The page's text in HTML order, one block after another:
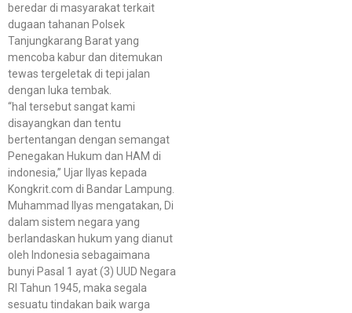
beredar di masyarakat terkait
dugaan tahanan Polsek
Tanjungkarang Barat yang
mencoba kabur dan ditemukan
tewas tergeletak di tepi jalan
dengan luka tembak.
“hal tersebut sangat kami
disayangkan dan tentu
bertentangan dengan semangat
Penegakan Hukum dan HAM di
indonesia,” Ujar Ilyas kepada
Kongkrit.com di Bandar Lampung.
Muhammad Ilyas mengatakan, Di
dalam sistem negara yang
berlandaskan hukum yang dianut
oleh Indonesia sebagaimana
bunyi Pasal 1 ayat (3) UUD Negara
RI Tahun 1945, maka segala
sesuatu tindakan baik warga